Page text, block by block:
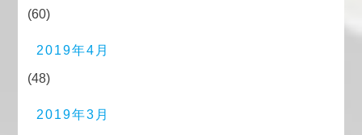
(60)
2019年4月
(48)
2019年3月